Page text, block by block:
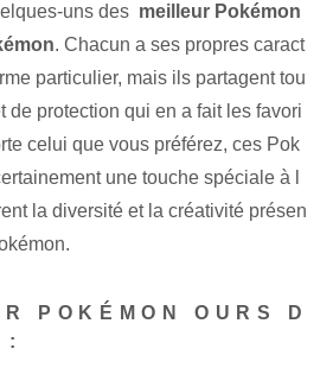
uns des
meilleur Pokémon
. Chacun a ses propres caract
particulier, mais ils partagent tou
de protection qui en a fait les favori
celui que vous préférez, ces Pok
une touche spéciale à l
la diversité et la créativité présen
POKÉMON OURS D
: